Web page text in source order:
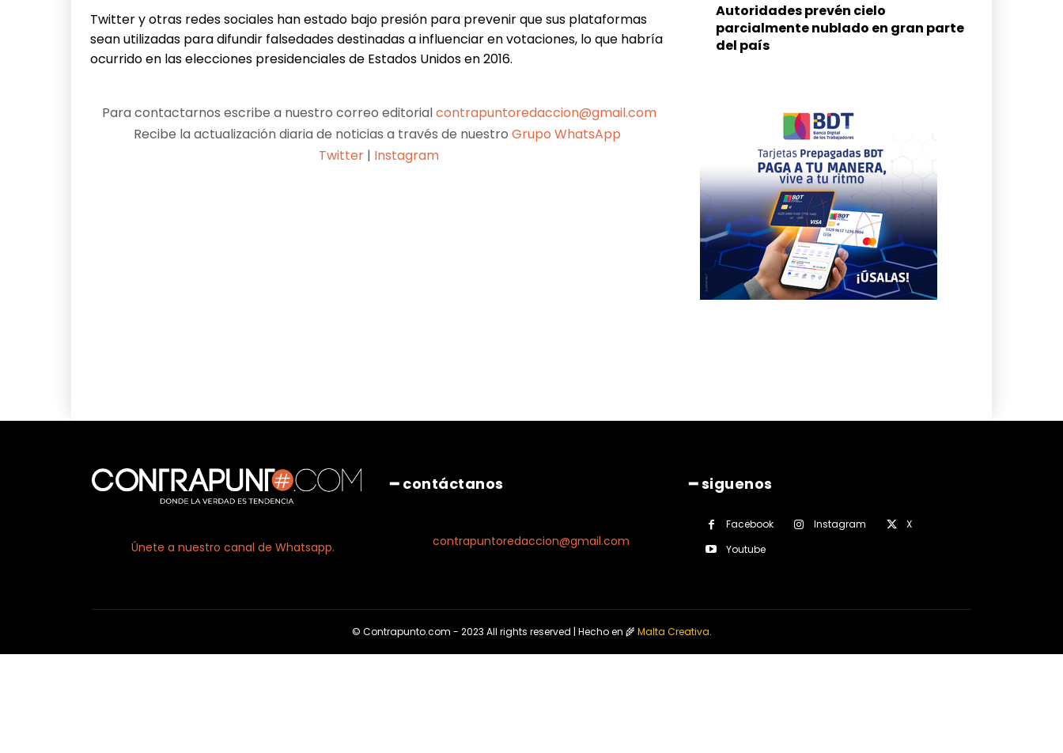
Twitter y otras redes sociales han estado bajo presión para prevenir que sus plataformas
sean utilizadas para difundir falsedades destinadas a influenciar en votaciones, lo que habría
ocurrido en las elecciones presidenciales de Estados Unidos en 2016.
Para contactarnos escribe a nuestro correo editorialcontrapuntoredaccion@gmail.com
Recibe la actualización diaria de noticias a través de nuestroGrupo WhatsApp
Twitter | Instagram
Autoridades prevén cielo
parcialmente nublado en gran parte
del país
Únete a nuestro canal de Whatsapp.
━ contáctanos
contrapuntoredaccion@gmail.com
━ siguenos
Facebook Instagram
X
Youtube
© Contrapunto.com - 2023 All rights reserved | Hecho en 🌾Malta Creativa.